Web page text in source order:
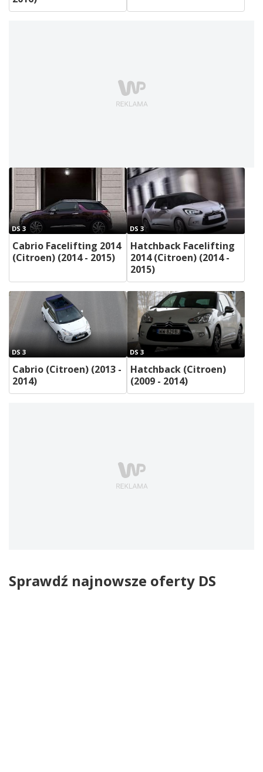
DS 3
Cabrio Facelifting 2014
(Citroen) (2014 - 2015)
DS 3
Hatchback Facelifting
2014 (Citroen) (2014 -
2015)
DS 3
Cabrio (Citroen) (2013 -
2014)
DS 3
Hatchback (Citroen)
(2009 - 2014)
Sprawdź najnowsze oferty DS